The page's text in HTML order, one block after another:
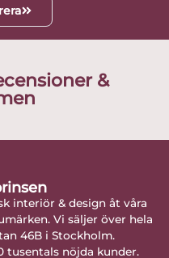
&
interiör & design åt våra
Vi säljer över hela
46B i Stockholm.
tusentals nöjda kunder.